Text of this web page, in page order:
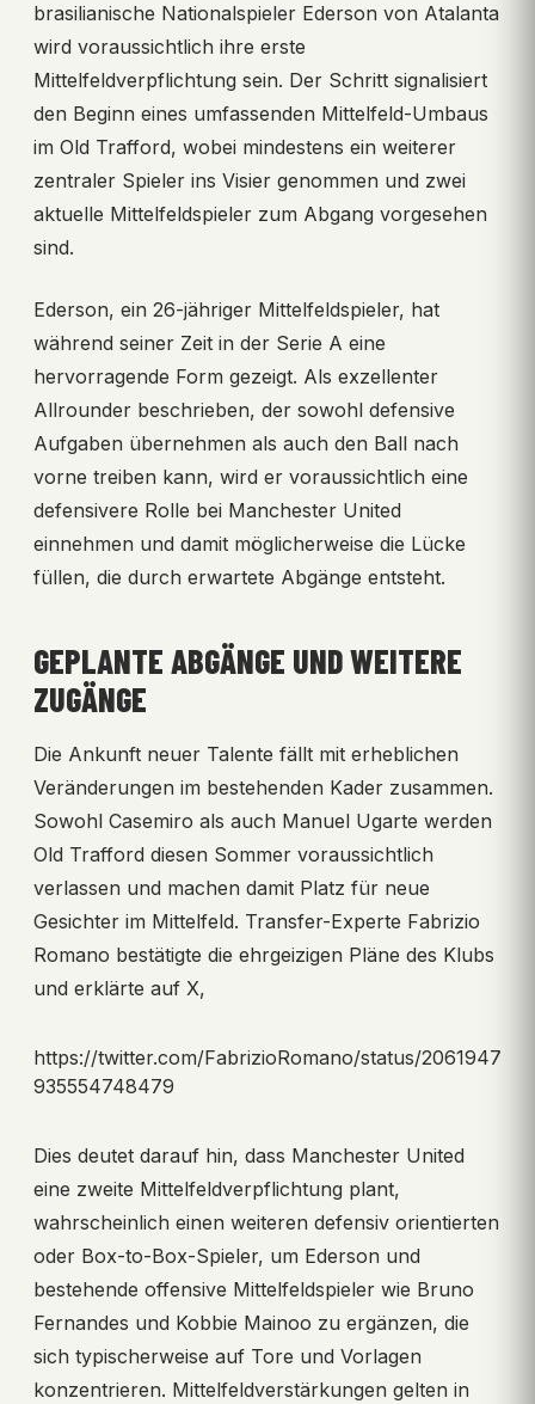
brasilianische Nationalspieler Ederson von Atalanta
wird voraussichtlich ihre erste
Mittelfeldverpflichtung sein. Der Schritt signalisiert
den Beginn eines umfassenden Mittelfeld-Umbaus
im Old Trafford, wobei mindestens ein weiterer
zentraler Spieler ins Visier genommen und zwei
aktuelle Mittelfeldspieler zum Abgang vorgesehen
sind.
Ederson, ein 26-jähriger Mittelfeldspieler, hat
während seiner Zeit in der Serie A eine
hervorragende Form gezeigt. Als exzellenter
Allrounder beschrieben, der sowohl defensive
Aufgaben übernehmen als auch den Ball nach
vorne treiben kann, wird er voraussichtlich eine
defensivere Rolle bei Manchester United
einnehmen und damit möglicherweise die Lücke
füllen, die durch erwartete Abgänge entsteht.
GEPLANTE ABGÄNGE UND WEITERE
ZUGÄNGE
Die Ankunft neuer Talente fällt mit erheblichen
Veränderungen im bestehenden Kader zusammen.
Sowohl Casemiro als auch Manuel Ugarte werden
Old Trafford diesen Sommer voraussichtlich
verlassen und machen damit Platz für neue
Gesichter im Mittelfeld. Transfer-Experte Fabrizio
Romano bestätigte die ehrgeizigen Pläne des Klubs
und erklärte auf X,
https://twitter.com/FabrizioRomano/status/2061947
935554748479
Dies deutet darauf hin, dass Manchester United
eine zweite Mittelfeldverpflichtung plant,
wahrscheinlich einen weiteren defensiv orientierten
oder Box-to-Box-Spieler, um Ederson und
bestehende offensive Mittelfeldspieler wie Bruno
Fernandes und Kobbie Mainoo zu ergänzen, die
sich typischerweise auf Tore und Vorlagen
konzentrieren. Mittelfeldverstärkungen gelten in